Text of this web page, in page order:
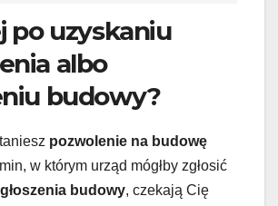
po uzyskaniu
albo
budowy?
pozwolenie na budowę
w którym urząd mógłby zgłosić
budowy, czekają Cię